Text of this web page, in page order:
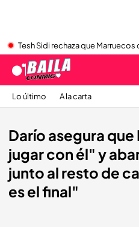
Tesh Sidi rechaza que
Lo último A la carta
Darío asegura que
jugar con él" y
junto al resto de
es el final"